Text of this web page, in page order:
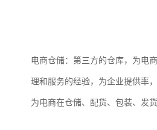
电商仓储：第三方的仓库，为电
理和服务的经验，为企业提供率
为电商在仓储、配货、包装、发